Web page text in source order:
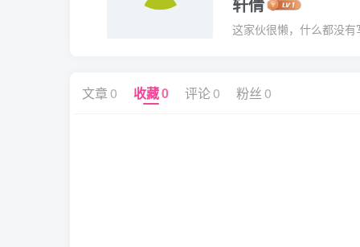
这家伙很懒，什么都没有
文章 0 收藏0 评论0 粉丝 0